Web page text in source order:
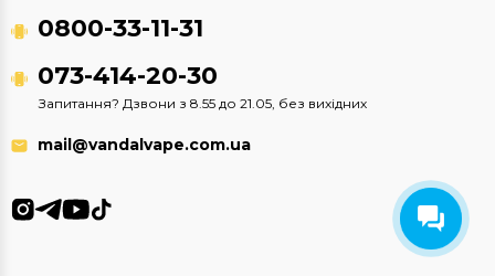
0800-33-11-31
073-414-20-30
Запитання? Дзвони з 8.55 до 21.05, без вихідних
mail@vandalvape.com.ua